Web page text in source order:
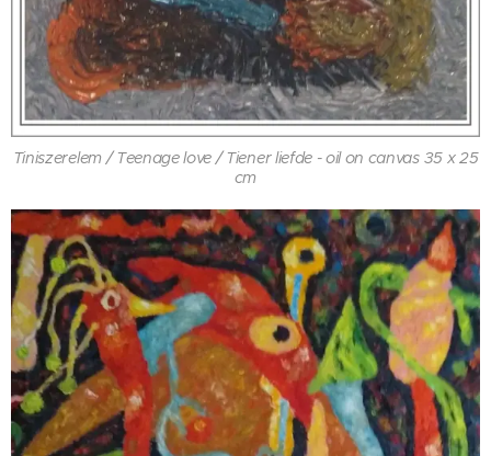
Tiniszerelem / Teenage love / Tiener liefde - oil on canvas 35 x 25
cm